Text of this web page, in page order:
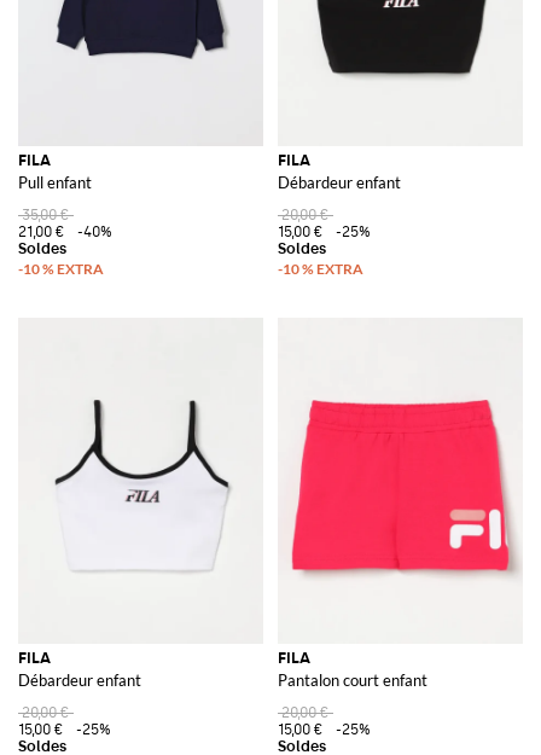
FILA
Pull enfant
35,00 €
21,00 €
-40%
FILA
Débardeur enfant
20,00 €
15,00 €
-25%
FILA
Débardeur enfant
20,00 €
15,00 €
-25%
FILA
Pantalon court enfant
20,00 €
15,00 €
-25%